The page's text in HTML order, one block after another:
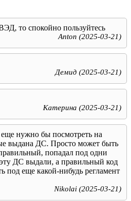
то спокойно пользуйтесь
Anton (2025-03-21)
Демид (2025-03-21)
Катерина (2025-03-21)
нужно бы посмотреть на
выдана ДС. Просто может быть
попадал под одни
ДС выдали, а правильный код
под еще какой-нибудь регламент
Nikolai (2025-03-21)